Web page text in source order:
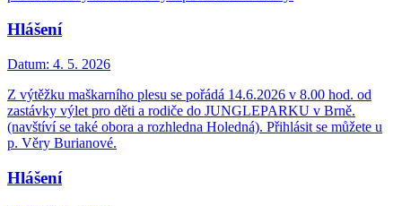
Hlášení
Datum: 4. 5. 2026
Z výtěžku maškarního plesu se pořádá 14.6.2026 v 8.00 hod. od
zastávky výlet pro děti a rodiče do JUNGLEPARKU v Brně.
(navštíví se také obora a rozhledna Holedná). Přihlásit se můžete u
p. Věry Burianové.
Hlášení